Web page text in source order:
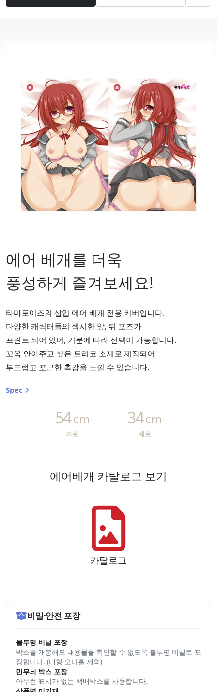
에어 베개를 더욱
풍성하게 즐겨보세요!
타마토이즈의 삽입 에어 베개 전용 커버입니다.
다양한 캐릭터들의 섹시한 앞, 뒤 포즈가
프린트 되어 있어, 기분에 따라 선택이 가능합니다.
꼬옥 안아주고 싶은 트리코 소재로 제작되어
부드럽고 포근한 촉감을 느낄 수 있습니다.
Spec
가로
54cm
세로
34cm
에어베개 카탈로그 보기
카탈로그
비밀·안전 포장
불투명 비닐 포장
박스를 개봉해도 내용물을 확인할 수 없도록 불투명 비닐로 포
장합니다. (대형 오나홀 제외)
민무늬 박스 포장
아무런 표시가 없는 택배박스를 사용합니다.